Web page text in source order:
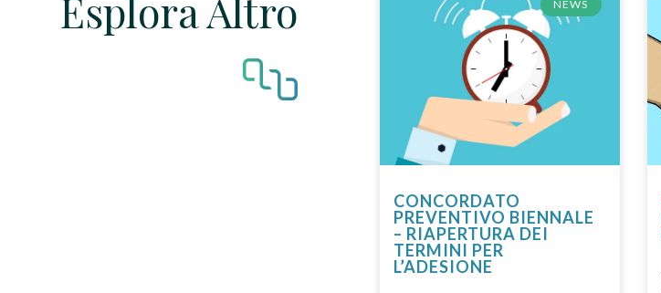
Esplora Altro NEWS
CONCORDATO
PREVENTIVO BIENNALE
– RIAPERTURA DEI
TERMINI PER
L’ADESIONE